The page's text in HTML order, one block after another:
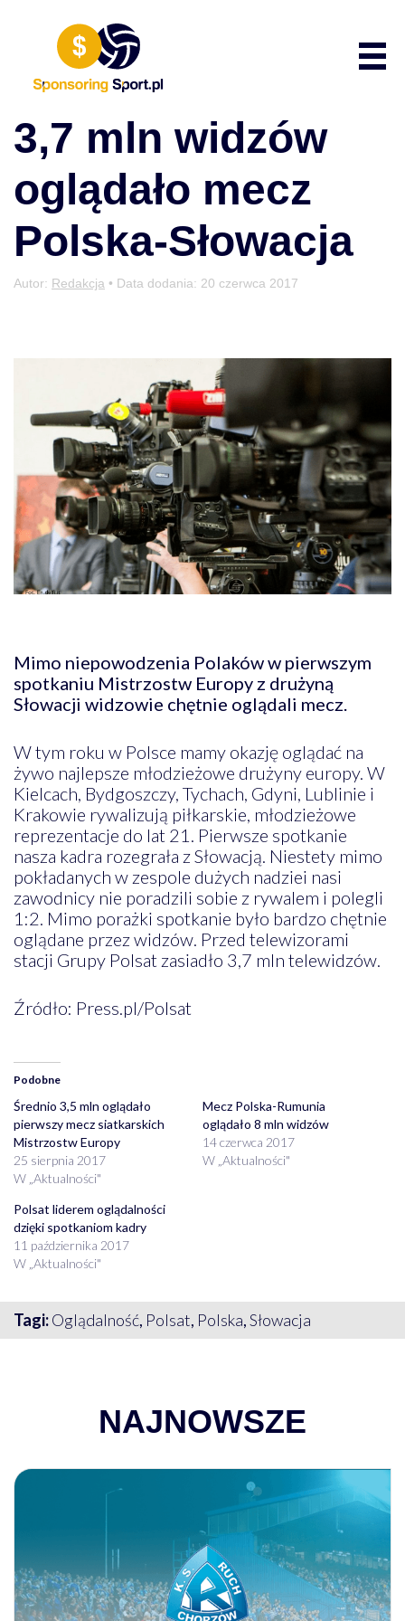
3,7 mln widzów
oglądało mecz
Polska-Słowacja
Autor: Redakcja • Data dodania: 20 czerwca 2017
Mimo niepowodzenia Polaków w pierwszym
spotkaniu Mistrzostw Europy z drużyną
Słowacji widzowie chętnie oglądali mecz.
W tym roku w Polsce mamy okazję oglądać na
żywo najlepsze młodzieżowe drużyny europy. W
Kielcach, Bydgoszczy, Tychach, Gdyni, Lublinie i
Krakowie rywalizują piłkarskie, młodzieżowe
reprezentacje do lat 21. Pierwsze spotkanie
nasza kadra rozegrała z Słowacją. Niestety mimo
pokładanych w zespole dużych nadziei nasi
zawodnicy nie poradzili sobie z rywalem i polegli
1:2. Mimo porażki spotkanie było bardzo chętnie
oglądane przez widzów. Przed telewizorami
stacji Grupy Polsat zasiadło 3,7 mln telewidzów.
Źródło: Press.pl/Polsat
Podobne
Średnio 3,5 mln oglądało
pierwszy mecz siatkarskich
Mistrzostw Europy
25 sierpnia 2017
W „Aktualności"
Mecz Polska-Rumunia
oglądało 8 mln widzów
14 czerwca 2017
W „Aktualności"
Polsat liderem oglądalności
dzięki spotkaniom kadry
11 października 2017
W „Aktualności"
Tagi:Oglądalność, Polsat, Polska,Słowacja
NAJNOWSZE